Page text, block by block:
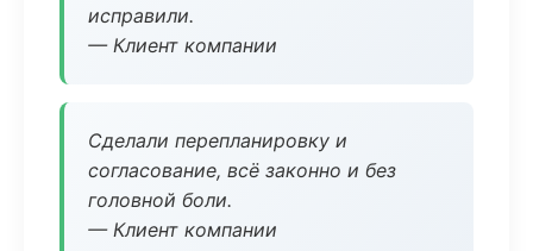
исправили.
— Клиент компании
Сделали перепланировку и
согласование, всё законно и без
головной боли.
— Клиент компании